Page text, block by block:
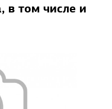
в том числе и